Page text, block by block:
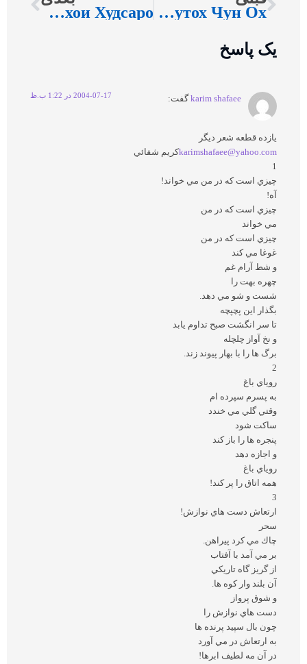
Сафаре Кутох Чун Ох…
Дардхои Худсаро
یک پاسخ
karim shafaee گفت: 2004-07-17 در 1:22 ب.ظ
يازده قطعه شعر ديگر
karimshafaee@yahoo.comكريم شفائي
1
چيزي است كه در من مي خواند!
آه!
چيزي است كه در من
مي خواند
چيزي است كه در من
غوغا مي كند
و شط آرام غم
چهره بهت را
شست و شو مي دهد.
بگذار اين پچپچه
تا سر انگشت صبح تداوم يابد
و نخ آواز چلچله
برگ ها را با بهار پيوند زند.
2
روياي باغ
به پسرم سپرده ام
وقتي گلي مي خندد
ساكت شود
پنجره ها را باز كند
و اجازه دهد
روياي باغ
همه اتاق را پر كند!
3
ارتعاش دست هاي نوازش!
سحر
چاك مي كرد پيراهن.
بر مي آمد با آفتاب
از گريز گاه تاريكي
آن بلند وار كوه ها.
و شوق پرواز
دست هاي نوازش را
چون بال سپيد پرنده ها
به ارتعاش در مي آورد
در آن مه لطيف ابرها!